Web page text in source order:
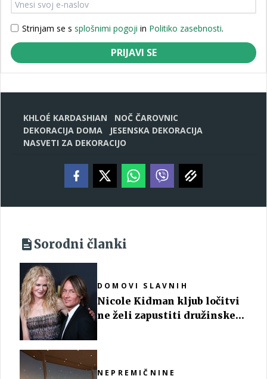
Strinjam se s splošnimi pogoji in Politiko zasebnosti.
PRIJAVI SE
KHLOÉ KARDASHIAN
NOČ ČAROVNIC
DEKORACIJA DOMA
JESENSKA DEKORACIJA
NASVETI ZA DEKORACIJO
Sorodni članki
DOMOVI SLAVNIH
Nicole Kidman kljub ločitvi
ne želi zapustiti družinskega
NEPREMIČNINE